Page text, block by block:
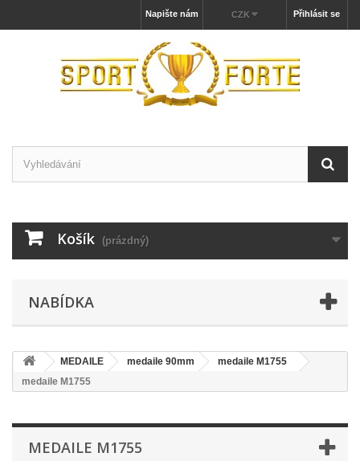
Přihlásit se
CZK
Napište nám
Košík (prázdný)
NABÍDKA
MEDAILE medaile 90mm
medaile M1755
medaile M1755
MEDAILE M1755